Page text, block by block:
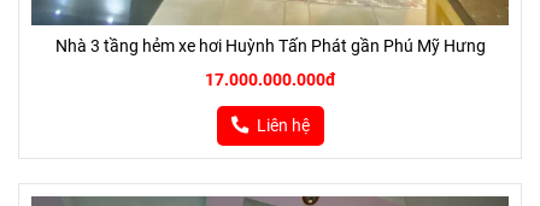
Nhà 3 tầng hẻm xe hơi Huỳnh Tấn Phát gần Phú Mỹ Hưng
17.000.000.000đ
Liên hệ